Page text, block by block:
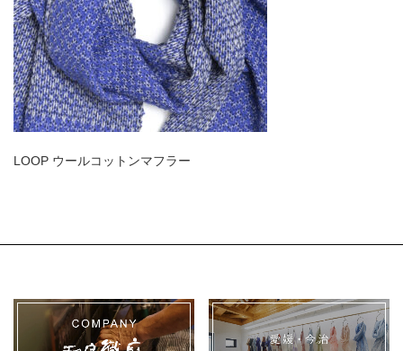
LOOP ウールコットンマフラー